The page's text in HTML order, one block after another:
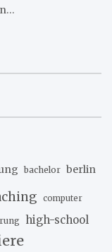
bachelor berlin
computer
high-school